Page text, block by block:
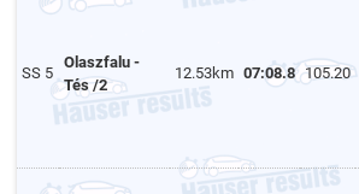
SS 5
Olaszfalu -
Tés /2
12.53km 07:08.8 105.20